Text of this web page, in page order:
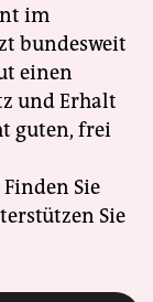
im
bundesweit
einen
und Erhalt
guten, frei
Sie
Sie